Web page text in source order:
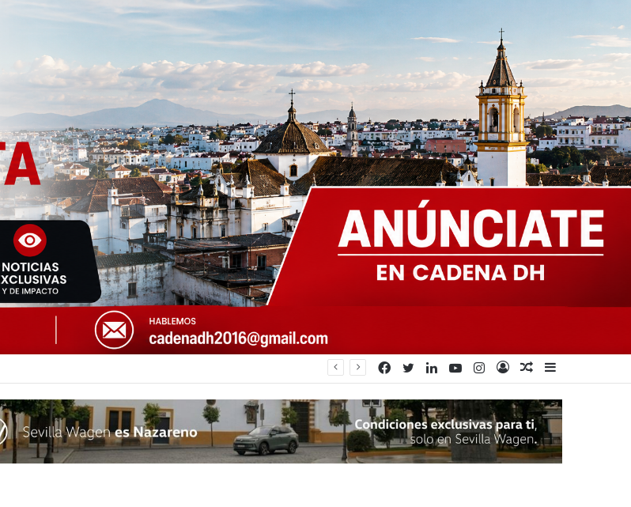
lateral
Publicación
al
azar
Acceso
Instagram
YouTube
LinkedIn
Twitter
Facebook